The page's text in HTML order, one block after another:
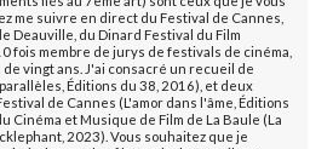
me suivre en direct du Festival de Cannes,
Deauville, du Dinard Festival du Film
fois membre de jurys de festivals de cinéma,
vingt ans. J'ai consacré un recueil de
Éditions du 38, 2016), et deux
de Cannes (L'amor dans l'âme, Éditions
Cinéma et Musique de Film de La Baule (La
2023). Vous souhaitez que je